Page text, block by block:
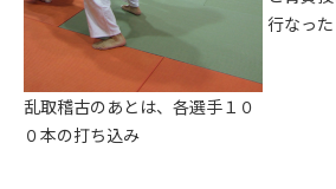
乱取稽古のあとは、各選手１０
０本の打ち込み
行なった